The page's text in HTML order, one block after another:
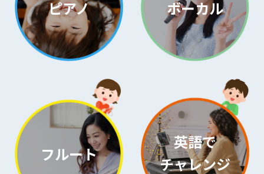
ピアノ ボーカル
フルート
英語で
チャレンジ